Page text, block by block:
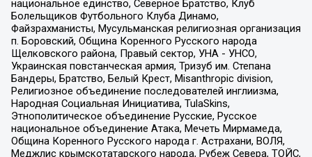
национальное единство, Северное Братство, Клуб
Болельщиков Футбольного Клуба Динамо,
Файзрахманисты, Мусульманская религиозная организация
п. Боровский, Община Коренного Русского народа
Щелковского района, Правый сектор, УНА - УНСО,
Украинская повстанческая армия, Тризуб им. Степана
Бандеры, Братство, Белый Крест, Misanthropic division,
Религиозное объединение последователей инглиизма,
Народная Социальная Инициатива, TulaSkins,
Этнополитическое объединение Русские, Русское
национальное объединение Атака, Мечеть Мирмамеда,
Община Коренного Русского народа г. Астрахани, ВОЛЯ,
Меджлис крымскотатарского народа, Рубеж Севера, ТОЙС,